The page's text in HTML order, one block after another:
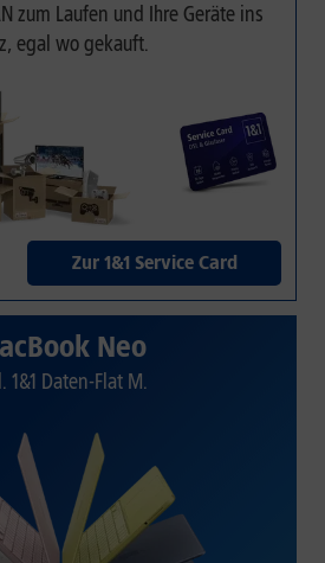
zum Laufen und Ihre Geräte ins
egal wo gekauft.
Zur 1&1 Service Card
Neo
1&1 Daten-Flat M.